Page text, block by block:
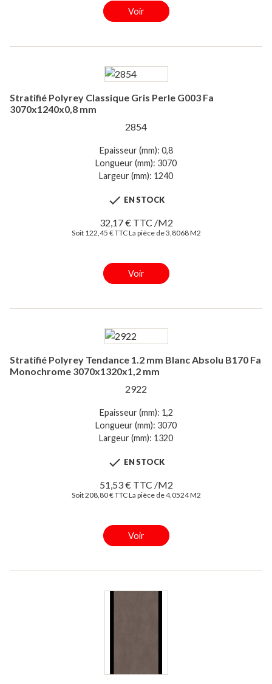
Voir
Stratifié Polyrey Classique Gris Perle G003 Fa
3070x1240x0,8 mm
2854
Epaisseur (mm): 0,8
Longueur (mm): 3070
Largeur (mm): 1240
 EN STOCK
32,17 € TTC /M2
Soit 122,45 € TTC La pièce de 3,8068 M2
Voir
Stratifié Polyrey Tendance 1.2 mm Blanc Absolu B170 Fa
Monochrome 3070x1320x1,2 mm
2922
Epaisseur (mm): 1,2
Longueur (mm): 3070
Largeur (mm): 1320
 EN STOCK
51,53 € TTC /M2
Soit 208,80 € TTC La pièce de 4,0524 M2
Voir